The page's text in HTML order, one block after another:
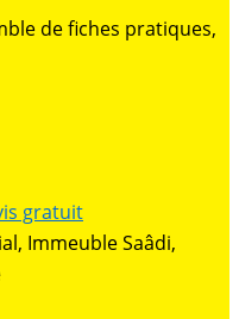
de fiches pratiques,
Immeuble Saâdi,